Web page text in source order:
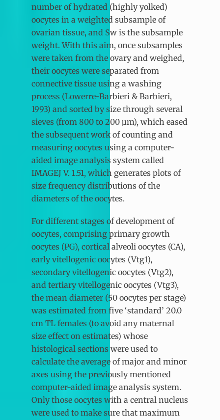
number of hydrated (highly yolked)
oocytes in a weighted subsample of
ovarian tissue, and Sw is the subsample
weight. With this aim, once subsamples
were taken from the ovary and weighed,
their oocytes were separated from
connective tissue using a washing
process (Lowerre-Barbieri & Barbieri,
1993) and sorted by size through several
sieves (from 800 to 200 µm), which eased
the subsequent work of counting and
measuring oocytes using a computer-
aided image analysis system called
IMAGEJ V. 1.51, which generates plots of
size frequency distributions of the
diameters of the oocytes.
For different stages of development of
oocytes, comprising primary growth
oocytes (PG), cortical alveoli oocytes (CA),
early vitellogenic oocytes (Vtg1),
secondary vitellogenic oocytes (Vtg2),
and tertiary vitellogenic oocytes (Vtg3),
the mean diameter (50 oocytes per stage)
was estimated from five ‘standard’ 20.0
cm TL females (to avoid any maternal
size effect on estimates) whose
histological sections were used to
calculate the average of major and minor
axes using the previously mentioned
computer-aided image analysis system.
Only those oocytes with a central nucleus
were used to make sure that maximum